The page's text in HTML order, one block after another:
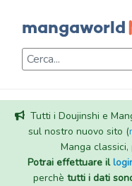
Tutti i Doujinshi e
sul nostro nuovo sito (
Manga
Potrai effettuare il
perchè tutti i dati